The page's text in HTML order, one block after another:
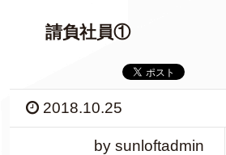
請負社員①
2018.10.25
by sunloftadmin